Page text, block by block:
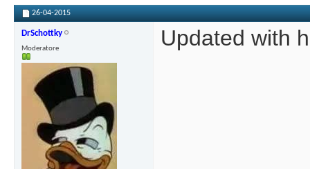
26-04-2015
DrSchottky
Moderatore Updated with